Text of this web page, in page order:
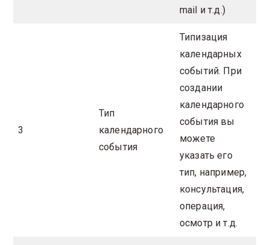
mail и т.д.)
3
Тип
календарного
события
Типизация
календарных
событий. При
создании
календарного
события вы
можете
указать его
тип, например,
консультация,
операция,
осмотр и т.д.